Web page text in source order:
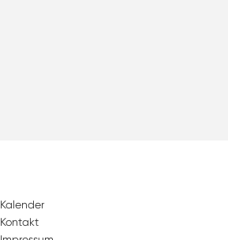
Kalender
Kontakt